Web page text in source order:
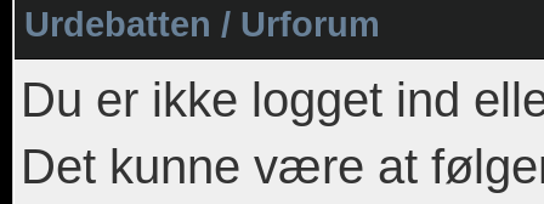
Urdebatten / Urforum
Du er ikke logget ind
Det kunne være at